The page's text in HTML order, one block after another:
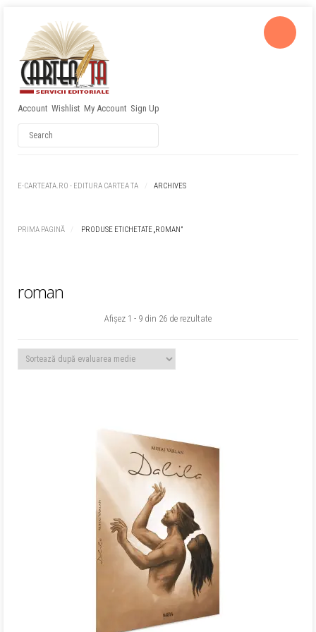
Account Wishlist My Account Sign Up
E-CARTEATA.RO - EDITURA CARTEA TA ARCHIVES
PRIMA PAGINĂ PRODUSE ETICHETATE „ROMAN”
roman
Afișez 1 - 9 din 26 de rezultateSortat